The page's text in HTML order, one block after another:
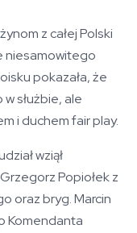
z całej Polski
niesamowitego
pokazała, że
służbie, ale
i duchem fair play.
wziął
Popiołek z
oraz bryg. Marcin
Komendanta